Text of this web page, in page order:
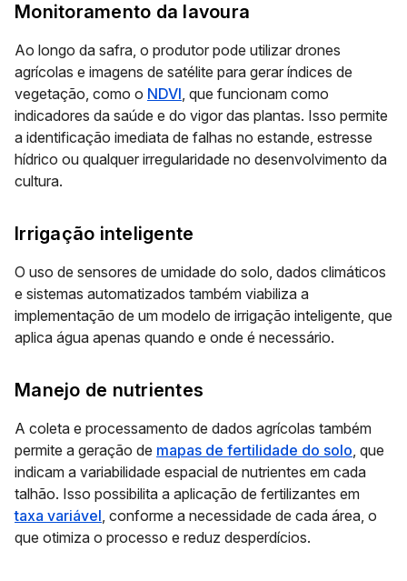
Monitoramento da lavoura
Ao longo da safra, o produtor pode utilizar drones
agrícolas e imagens de satélite para gerar índices de
vegetação, como o NDVI, que funcionam como
indicadores da saúde e do vigor das plantas. Isso permite
a identificação imediata de falhas no estande, estresse
hídrico ou qualquer irregularidade no desenvolvimento da
cultura.
Irrigação inteligente
O uso de sensores de umidade do solo, dados climáticos
e sistemas automatizados também viabiliza a
implementação de um modelo de irrigação inteligente, que
aplica água apenas quando e onde é necessário.
Manejo de nutrientes
A coleta e processamento de dados agrícolas também
permite a geração de mapas de fertilidade do solo, que
indicam a variabilidade espacial de nutrientes em cada
talhão. Isso possibilita a aplicação de fertilizantes em
taxa variável, conforme a necessidade de cada área, o
que otimiza o processo e reduz desperdícios.